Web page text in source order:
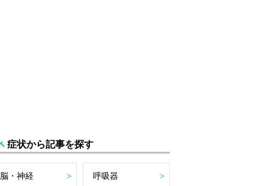
症状から記事を探す
脳・神経 呼吸器